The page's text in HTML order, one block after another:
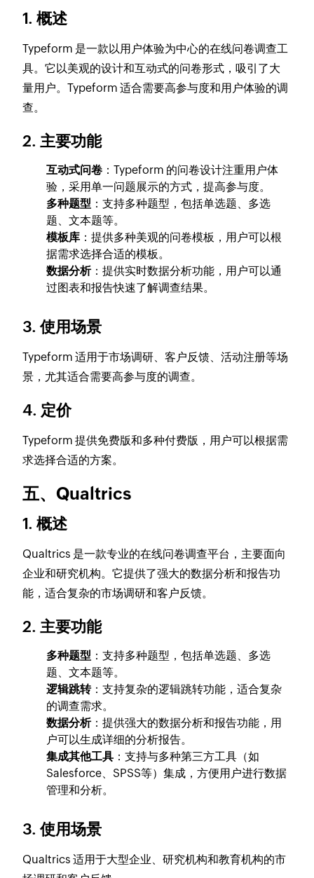
1. 概述
Typeform 是一款以用户体验为中心的在线问卷调查工
具。它以美观的设计和互动式的问卷形式，吸引了大
量用户。Typeform 适合需要高参与度和用户体验的调
查。
2. 主要功能
互动式问卷 ：Typeform 的问卷设计注重用户体
验，采用单一问题展示的方式，提高参与度。
多种题型 ：支持多种题型，包括单选题、多选
题、文本题等。
模板库 ：提供多种美观的问卷模板，用户可以根
据需求选择合适的模板。
数据分析：提供实时数据分析功能，用户可以通
过图表和报告快速了解调查结果。
3. 使用场景
Typeform 适用于市场调研、客户反馈、活动注册等场
景，尤其适合需要高参与度的调查。
4. 定价
Typeform 提供免费版和多种付费版，用户可以根据需
求选择合适的方案。
五、Qualtrics
1. 概述
Qualtrics 是一款专业的在线问卷调查平台，主要面向
企业和研究机构。它提供了强大的数据分析和报告功
能，适合复杂的市场调研和客户反馈。
2. 主要功能
多种题型 ：支持多种题型，包括单选题、多选
题、文本题等。
逻辑跳转：支持复杂的逻辑跳转功能，适合复杂
的调查需求。
数据分析：提供强大的数据分析和报告功能，用
户可以生成详细的分析报告。
集成其他工具 ：支持与多种第三方工具（如
Salesforce、SPSS等）集成，方便用户进行数据
管理和分析。
3. 使用场景
Qualtrics 适用于大型企业、研究机构和教育机构的市